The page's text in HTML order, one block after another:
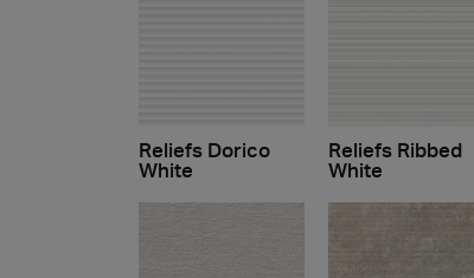
Reliefs Dorico
White
Reliefs Ribbed
White